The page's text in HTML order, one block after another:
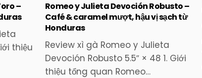
–
thiệu
Romeo y Julieta Devoción Robusto –
Café & caramel mượt, hậu vị sạch từ
Honduras
Review xì gà Romeo y Julieta
Devoción Robusto 5.5″ × 48 1. Giới
thiệu tổng quan Romeo…